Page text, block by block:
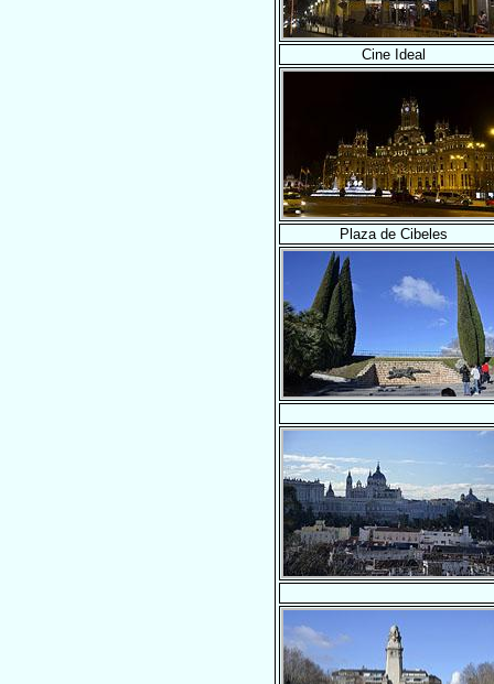
Cine Ideal
Plaza de Cibeles